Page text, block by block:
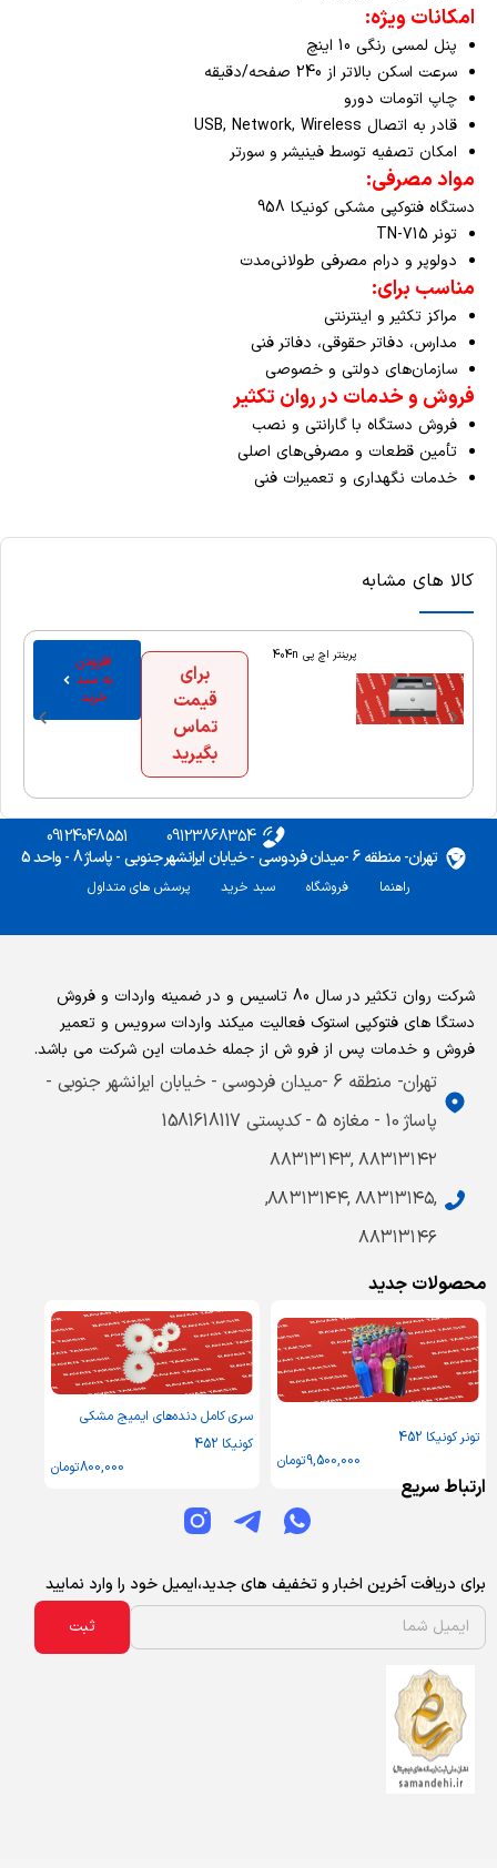
امکانات ویژه:
پنل لمسی رنگی 10 اینچ
سرعت اسکن بالاتر از 240 صفحه/دقیقه
چاپ اتومات دورو
قادر به اتصال USB, Network, Wireless
امکان تصفیه توسط فینیشر و سورتر
مواد مصرفی:
دستگاه فتوکپی مشکی کونیکا 958
تونر TN-715
دولوپر و درام مصرفی طولانی‌مدت
مناسب برای:
مراکز تکثیر و اینترنتی
مدارس، دفاتر حقوقی، دفاتر فنی
سازمان‌های دولتی و خصوصی
فروش و خدمات در روان تکثیر
فروش دستگاه با گارانتی و نصب
تأمین قطعات و مصرفی‌های اصلی
خدمات نگهداری و تعمیرات فنی
کالا های مشابه
پرینتر اچ پی 404n
برای
قیمت
تماس
بگیرید
افزودن
به سبد
خرید
تهران- منطقه 6 -میدان فردوسی - خیابان ایرانشهر جنوبی - پاساژ 8 - واحد 5
09123868354
09124048551
راهنما فروشگاه سبد خرید پرسش های متداول
شرکت روان تکثیر در سال 80 تاسیس و در ضمینه واردات و فروش
دستگا های فتوکپی استوک فعالیت میکند واردات سرویس و تعمیر
فروش و خدمات پس از فرو ش از جمله خدمات این شرکت می باشد.
تهران- منطقه 6 -میدان فردوسی - خیابان ایرانشهر جنوبی -
پاساژ 10 - مغازه 5 - کدپستی 1581618117
۸۸۳۱۳۱۴۲ ,۸۸۳۱۳۱۴۳
,۸۸۳۱۳۱۴۵ ,۸۸۳۱۳۱۴۴,
۸۸۳۱۳۱۴۶
محصولات جدید
تونر کونیکا 452
9,500,000تومان
سری کامل دنده‌های ایمیج مشکی
کونیکا 452
800,000تومان
ارتباط سریع
برای دریافت آخرین اخبار و تخفیف های جدید،ایمیل خود را وارد نمایید
ثبت